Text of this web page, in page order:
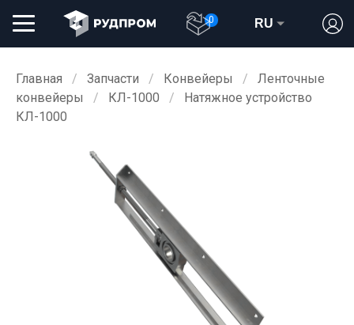
0 RU
Главная Запчасти Конвейеры
Ленточные
конвейеры
КЛ-1000
Натяжное устройство
КЛ-1000